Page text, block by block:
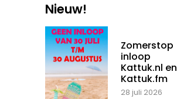
Nieuw!
Zomerstop
inloop
Kattuk.nl en
Kattuk.fm
28 juli 2026